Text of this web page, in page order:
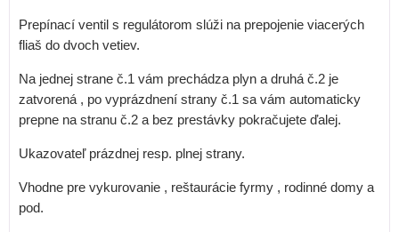
Prepínací ventil s regulátorom slúži na prepojenie viacerých
fliaš do dvoch vetiev.
Na jednej strane č.1 vám prechádza plyn a druhá č.2 je
zatvorená , po vyprázdnení strany č.1 sa vám automaticky
prepne na stranu č.2 a bez prestávky pokračujete ďalej.
Ukazovateľ prázdnej resp. plnej strany.
Vhodne pre vykurovanie , reštaurácie fyrmy , rodinné domy a
pod.